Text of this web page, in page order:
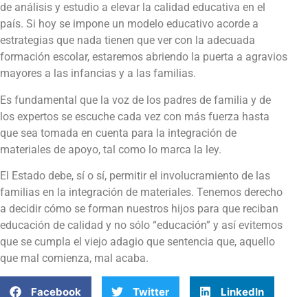
de análisis y estudio a elevar la calidad educativa en el
país. Si hoy se impone un modelo educativo acorde a
estrategias que nada tienen que ver con la adecuada
formación escolar, estaremos abriendo la puerta a agravios
mayores a las infancias y a las familias.
Es fundamental que la voz de los padres de familia y de
los expertos se escuche cada vez con más fuerza hasta
que sea tomada en cuenta para la integración de
materiales de apoyo, tal como lo marca la ley.
El Estado debe, sí o sí, permitir el involucramiento de las
familias en la integración de materiales. Tenemos derecho
a decidir cómo se forman nuestros hijos para que reciban
educación de calidad y no sólo “educación” y así evitemos
que se cumpla el viejo adagio que sentencia que, aquello
que mal comienza, mal acaba.
Facebook Twitter LinkedIn